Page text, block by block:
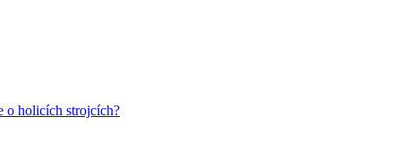
o holicích strojcích?